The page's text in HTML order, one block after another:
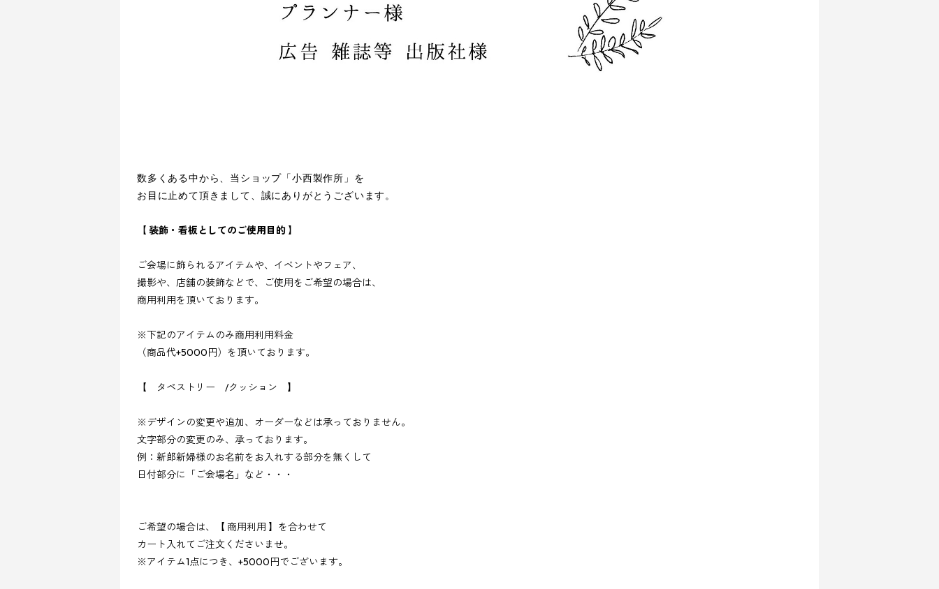
数多くある中から、当ショップ「小西製作所」を
お目に止めて頂きまして、誠にありがとうございます。
【 装飾・看板としてのご使用目的 】
ご会場に飾られるアイテムや、イベントやフェア、
撮影や、店舗の装飾などで、ご使用をご希望の場合は、
商用利用を頂いております。
※下記のアイテムのみ商用利用料金
（商品代+5000円）を頂いております。
【 タペストリー /クッション 】
※ デザインの変更や追加、オーダーなどは承っておりません。
文字部分の変更のみ、承っております。
例：新郎新婦様のお名前をお入れする部分を無くして
日付部分に「ご会場名」など・・・
ご希望の場合は、【 商用利用 】を合わせて
カート入れてご注文くださいませ。
※アイテム1点につき、 +5000円でございます。